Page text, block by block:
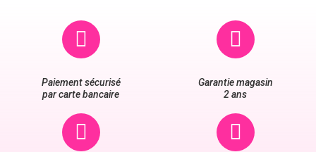
Paiement sécurisé
par carte bancaire
Garantie magasin
2 ans